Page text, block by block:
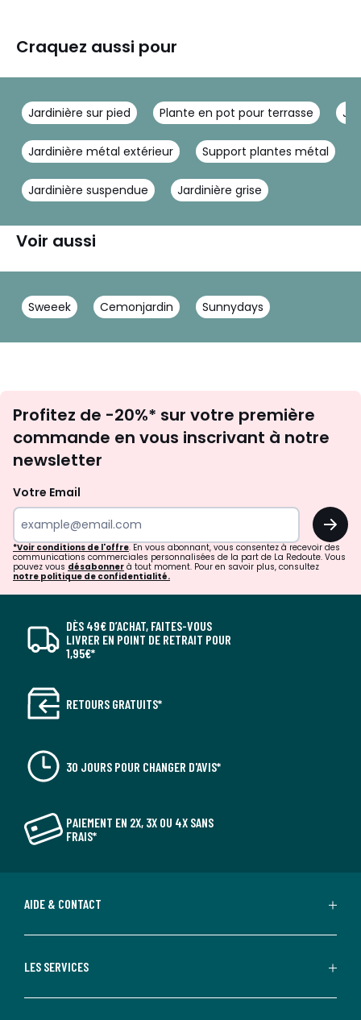
Craquez aussi pour
Jardinière sur pied Plante en pot pour terrasse
Jardinière métal extérieur Support plantes métal
Jardinière suspendue Jardinière grise
Voir aussi
Sweeek Cemonjardin Sunnydays
newsletter
Profitez de -20%* sur votre première
commande en vous inscrivant à notre
newsletter
Votre Email
OK
*Voir conditions de l'offre. En vous abonnant, vous consentez à recevoir des
communications commerciales personnalisées de la part de La Redoute. Vous
pouvez vous désabonner à tout moment. Pour en savoir plus, consultez
notre politique de confidentialité.
DÈS 49€ D’ACHAT, FAITES-VOUS
LIVRER EN POINT DE RETRAIT POUR
1,95€*
RETOURS GRATUITS*
30 JOURS POUR CHANGER D'AVIS*
PAIEMENT EN 2X, 3X OU 4X SANS
FRAIS*
AIDE & CONTACT
LES SERVICES